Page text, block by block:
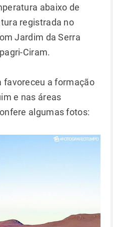
abaixo de
registrada no
Jardim da Serra
Ciram.
favoreceu a formação
e nas áreas
algumas fotos: